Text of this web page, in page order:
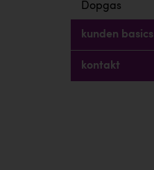
Dopgas
kunden basics
kontakt